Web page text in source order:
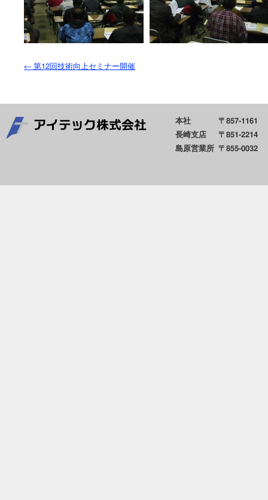
← 第12回技術向上セミナー開催
本社
〒857-1161
長崎支店
〒851-2214
島原営業所 〒855-0032